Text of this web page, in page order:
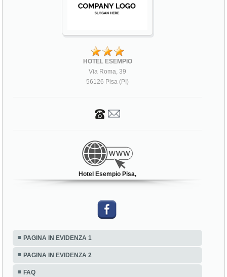
HOTEL ESEMPIO
Via Roma, 39
56126 Pisa (PI)
Hotel Esempio Pisa,
PAGINA IN EVIDENZA 1
PAGINA IN EVIDENZA 2
FAQ